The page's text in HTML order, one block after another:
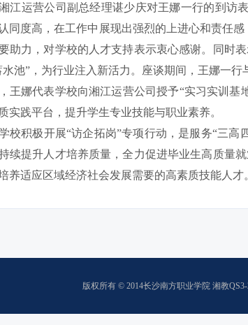
江运营公司副总经理谌少庆对王娜一行的到访
同度高，在工作中展现出强烈的上进心和责任
助力，对学校的人才支持表示衷心感谢。同时
池”，为行业注入新活力。座谈期间，王娜一行
王娜代表学校向湘江运营公司授予“实习实训
实践平台，提升学生专业技能与职业素养。
校积极开展“访企拓岗”专项行动，是服务“三
续提升人才培养质量，全力促进毕业生高质量
养适应区域经济社会发展需要的高素质技能人才
版权所有 © 2014长沙南方职业学院 湘教